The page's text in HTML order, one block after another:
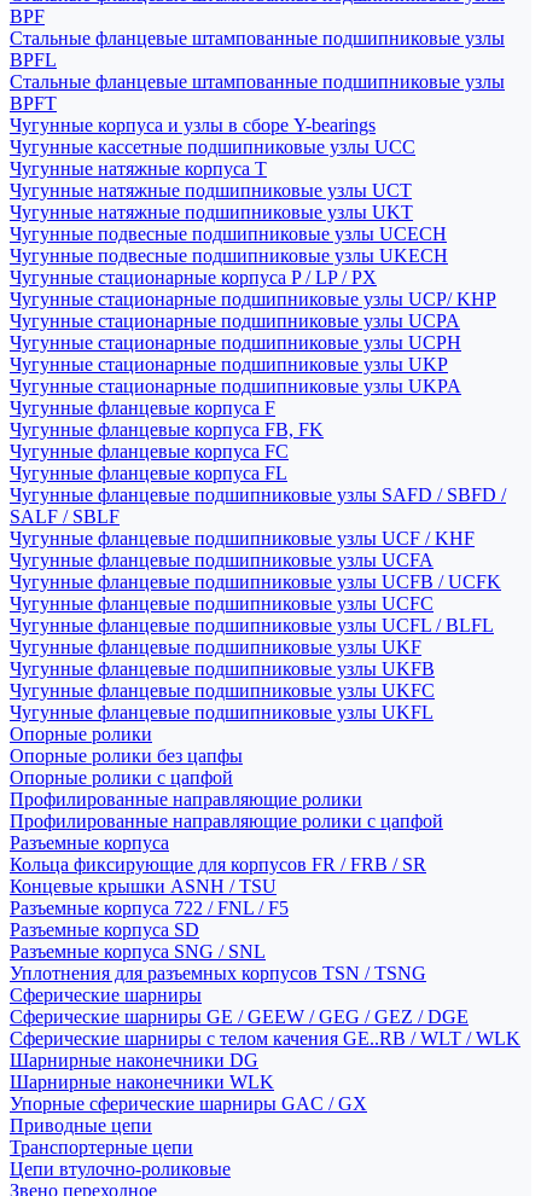
BPF
Стальные фланцевые штампованные подшипниковые узлы
BPFL
Стальные фланцевые штампованные подшипниковые узлы
BPFT
Чугунные корпуса и узлы в сборе Y-bearings
Чугунные кассетные подшипниковые узлы UCC
Чугунные натяжные корпуса T
Чугунные натяжные подшипниковые узлы UCT
Чугунные натяжные подшипниковые узлы UKT
Чугунные подвесные подшипниковые узлы UCECH
Чугунные подвесные подшипниковые узлы UKECH
Чугунные стационарные корпуса P / LP / PX
Чугунные стационарные подшипниковые узлы UCP/ KHP
Чугунные стационарные подшипниковые узлы UCPA
Чугунные стационарные подшипниковые узлы UCPH
Чугунные стационарные подшипниковые узлы UKP
Чугунные стационарные подшипниковые узлы UKPA
Чугунные фланцевые корпуса F
Чугунные фланцевые корпуса FB, FK
Чугунные фланцевые корпуса FC
Чугунные фланцевые корпуса FL
Чугунные фланцевые подшипниковые узлы SAFD / SBFD /
SALF / SBLF
Чугунные фланцевые подшипниковые узлы UCF / KHF
Чугунные фланцевые подшипниковые узлы UCFA
Чугунные фланцевые подшипниковые узлы UCFB / UCFK
Чугунные фланцевые подшипниковые узлы UCFC
Чугунные фланцевые подшипниковые узлы UCFL / BLFL
Чугунные фланцевые подшипниковые узлы UKF
Чугунные фланцевые подшипниковые узлы UKFB
Чугунные фланцевые подшипниковые узлы UKFC
Чугунные фланцевые подшипниковые узлы UKFL
Опорные ролики
Опорные ролики без цапфы
Опорные ролики с цапфой
Профилированные направляющие ролики
Профилированные направляющие ролики с цапфой
Разъемные корпуса
Кольца фиксирующие для корпусов FR / FRB / SR
Концевые крышки ASNH / TSU
Разъемные корпуса 722 / FNL / F5
Разъемные корпуса SD
Разъемные корпуса SNG / SNL
Уплотнения для разъемных корпусов TSN / TSNG
Сферические шарниры
Сферические шарниры GE / GEEW / GEG / GEZ / DGE
Сферические шарниры с телом качения GE..RB / WLT / WLK
Шарнирные наконечники DG
Шарнирные наконечники WLK
Упорные сферические шарниры GAC / GX
Приводные цепи
Транспортерные цепи
Цепи втулочно-роликовые
Звено переходное